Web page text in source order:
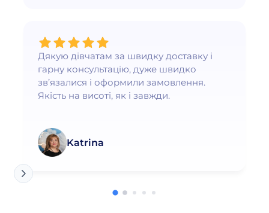
Дякую дівчатам за швидку доставку і
гарну консультацію, дуже швидко
зв’язалися і оформили замовлення.
Якість на висоті, як і завжди.
Katrina